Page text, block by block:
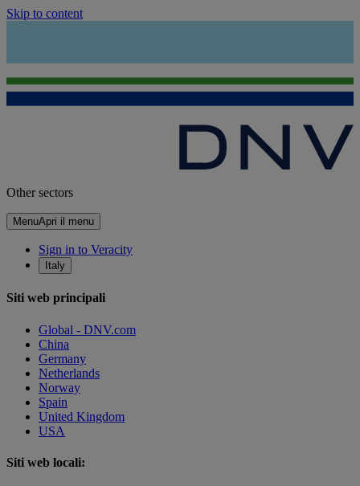
Skip to content
Other sectors
MenuApri il menu
Sign in to Veracity
Italy
Siti web principali
Global - DNV.com
China
Germany
Netherlands
Norway
Spain
United Kingdom
USA
Siti web locali: